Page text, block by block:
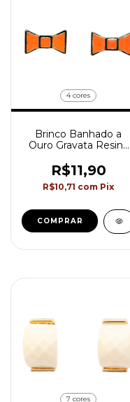
4 cores
Brinco Banhado a
Ouro Gravata Resina
BC2827
R$11,90
R$10,71 com Pix
COMPRAR
7 cores